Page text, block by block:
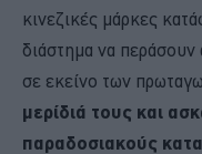
κινεζικές μάρκες
διάστημα να
σε εκείνο των
μερίδιά τους και
παραδοσιακούς